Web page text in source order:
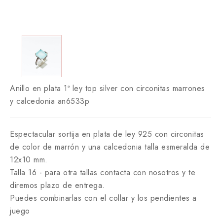
Anillo en plata 1ª ley top silver con circonitas marrones
y calcedonia an6533p
Espectacular sortija en plata de ley 925 con circonitas
de color de marrón y una calcedonia talla esmeralda de
12x10 mm.
Talla 16 - para otra tallas contacta con nosotros y te
diremos plazo de entrega.
Puedes combinarlas con el collar y los pendientes a
juego